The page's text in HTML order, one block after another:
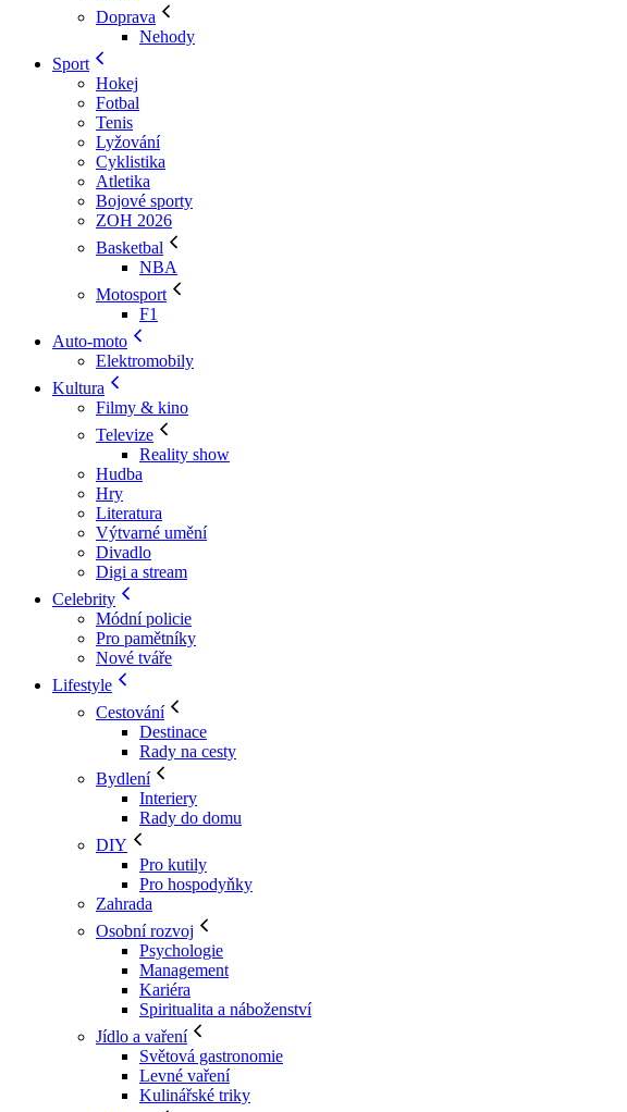
Doprava
Nehody
Sport
Hokej
Fotbal
Tenis
Lyžování
Cyklistika
Atletika
Bojové sporty
ZOH 2026
Basketbal
NBA
Motosport
F1
Auto-moto
Elektromobily
Kultura
Filmy & kino
Televize
Reality show
Hudba
Hry
Literatura
Výtvarné umění
Divadlo
Digi a stream
Celebrity
Módní policie
Pro pamětníky
Nové tváře
Lifestyle
Cestování
Destinace
Rady na cesty
Bydlení
Interiery
Rady do domu
DIY
Pro kutily
Pro hospodyňky
Zahrada
Osobní rozvoj
Psychologie
Management
Kariéra
Spiritualita a náboženství
Jídlo a vaření
Světová gastronomie
Levné vaření
Kulinářské triky